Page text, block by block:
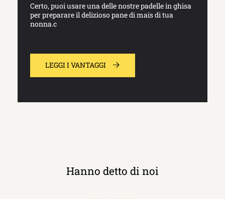
Certo, puoi usare una delle nostre padelle in ghisa
per preparare il delizioso pane di mais di tua
nonna.c
LEGGI I VANTAGGI
Hanno detto di noi